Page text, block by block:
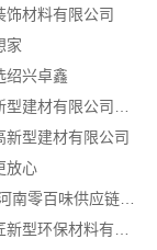
材料有限公司
家
绍兴卓鑫
型建材有限公司
放心
河南本地低成本量贩零食全域盈利-河南零百味供应链有限公司